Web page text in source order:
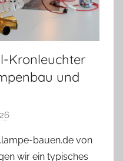
Kronleuchter
und
n
bauen.de von
wir ein typisches